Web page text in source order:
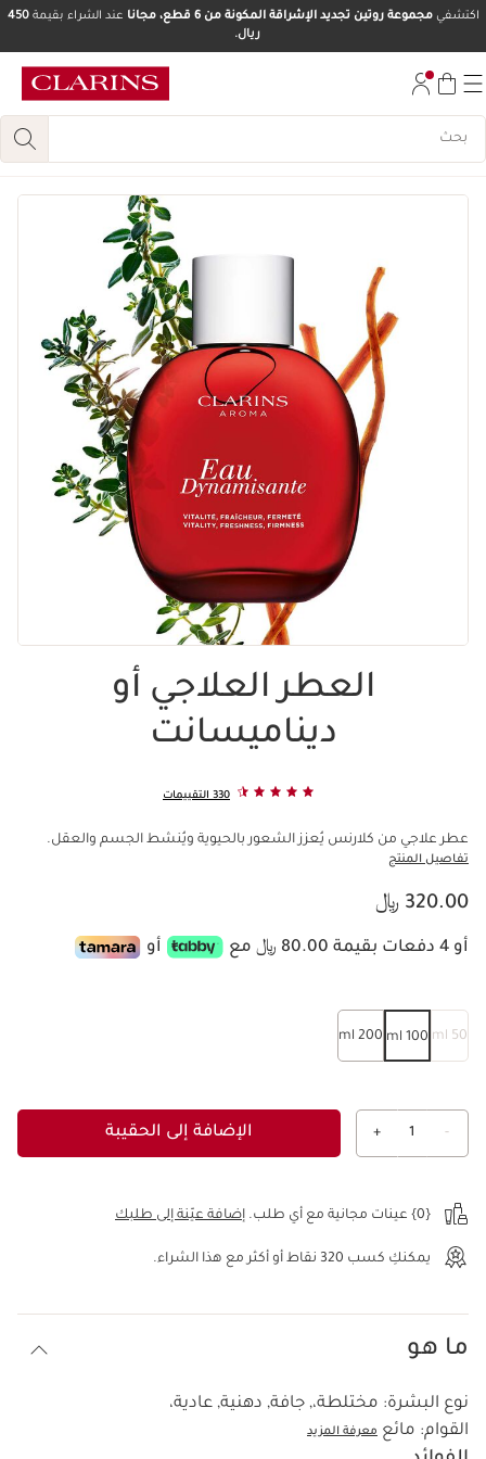
انتقل إلى أسفل الصفحة
اكتشفيمجموعة روتين تجديد الإشراقة المكونة من 6 قطع، مجانا عند الشراء بقيمة450
ريال.
العطر العلاجي أو
ديناميسانت
330 التقييمات
عطر علاجي من كلارنس يُعزز الشعور بالحيوية ويُنشط الجسم والعقل.
تفاصيل المنتج
السعر الحالي هو 320.00 ﷼
320.00 ﷼
أو 4 دفعات بقيمة 80.00 ﷼ مع أو
50 ml
100 ml
200 ml
-
1
+ الإضافة إلى الحقيبة
{0} عينات مجانية مع أي طلب. إضافة عيّنة إلى طلبك
يمكنكِ كسب 320 نقاط أو أكثر مع هذا الشراء.
ما هو
نوع البشرة: مختلطة،, جافة, دهنية, عادية،
القوام: مائع معرفة المزيد